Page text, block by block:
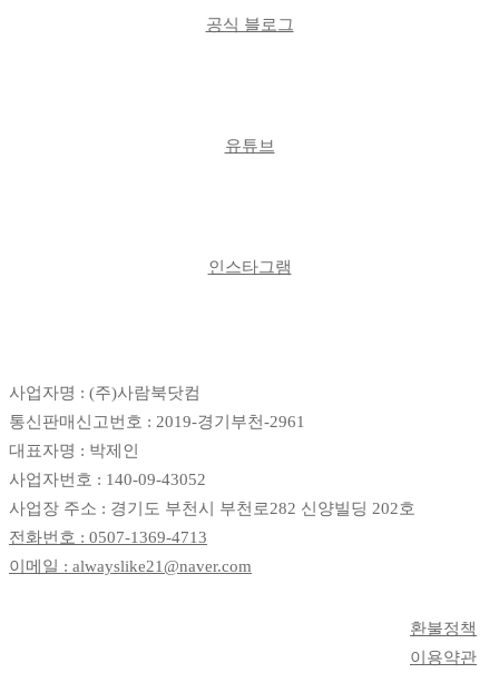
공식 블로그
유튜브
인스타그램
사업자명 : (주)사람북닷컴
통신판매신고번호 : 2019-경기부천-2961
대표자명 : 박제인
사업자번호 : 140-09-43052
사업장 주소 : 경기도 부천시 부천로282 신양빌딩 202호
전화번호 : 0507-1369-4713
이메일 : alwayslike21@naver.com
환불정책
이용약관